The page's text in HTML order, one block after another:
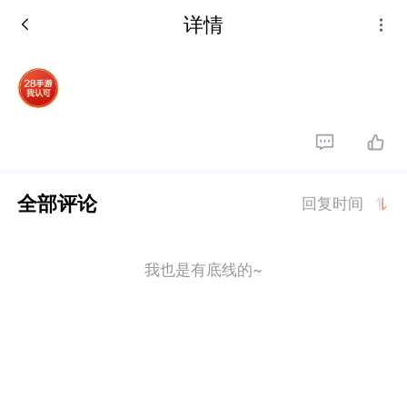
详情
全部评论 回复时间
我也是有底线的~